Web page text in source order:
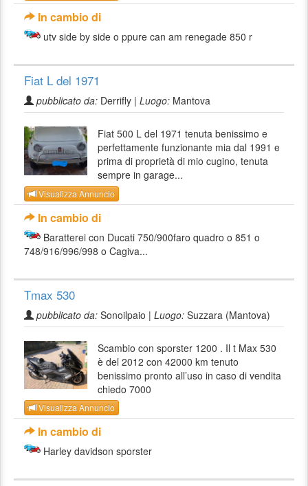
In cambio di
utv side by side o ppure can am renegade 850 r
Fiat L del 1971
pubblicato da: Derrifly | Luogo: Mantova
Fiat 500 L del 1971 tenuta benissimo e
perfettamente funzionante mia dal 1991 e
prima di proprietà di mio cugino, tenuta
sempre in garage...
Visualizza Annuncio
In cambio di
Baratterei con Ducati 750/900faro quadro o 851 o
748/916/996/998 o Cagiva...
Tmax 530
pubblicato da: Sonoilpaio | Luogo: Suzzara (Mantova)
Scambio con sporster 1200 . Il t Max 530
è del 2012 con 42000 km tenuto
benissimo pronto all’uso in caso di vendita
chiedo 7000
Visualizza Annuncio
In cambio di
Harley davidson sporster